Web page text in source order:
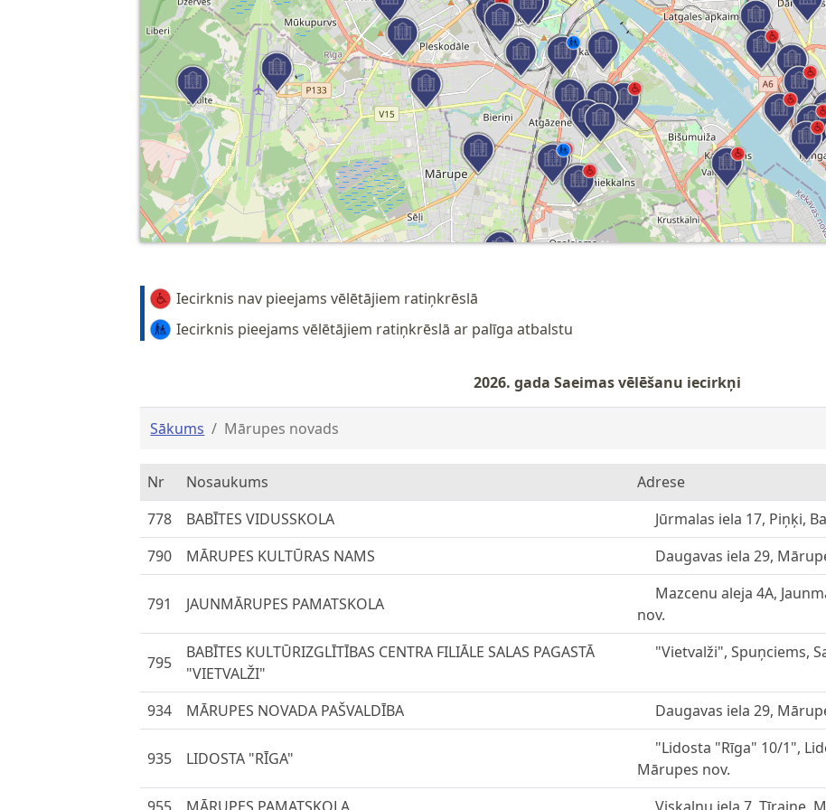
Iecirknis nav pieejams vēlētājiem ratiņkrēslā
Iecirknis pieejams vēlētājiem ratiņkrēslā ar palīga atbalstu
2026. gada Saeimas vēlēšanu iecirkņi
Sākums Mārupes novads
Nr Nosaukums
Adrese
778
BABĪTES VIDUSSKOLA
Jūrmalas iela 17, Piņķi,
790
MĀRUPES KULTŪRAS NAMS Daugavas iela 29,
791 JAUNMĀRUPES PAMATSKOLA
Mazcenu aleja 4A,
nov.
795
BABĪTES KULTŪRIZGLĪTĪBAS CENTRA FILIĀLE SALAS PAGASTĀ
"VIETVALŽI"
"Vietvalži", Spuņciems,
934 MĀRUPES NOVADA PAŠVALDĪBA Daugavas iela 29,
935 LIDOSTA "RĪGA"
"Lidosta "Rīga" 10/1",
Mārupes nov.